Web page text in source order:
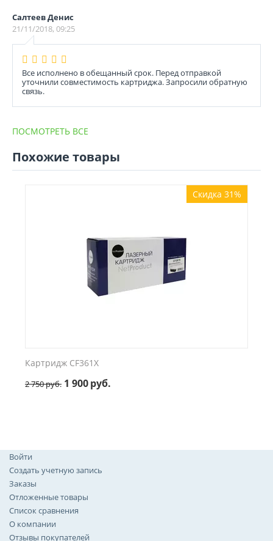
Салтеев Денис
21/11/2018, 09:25
Все исполнено в обещанный срок. Перед отправкой
уточнили совместимость картриджа. Запросили обратную
связь.
ПОСМОТРЕТЬ ВСЕ
Похожие товары
Скидка 31%
Картридж CF361X
2 750руб. 1 900руб.
Войти
Создать учетную запись
Заказы
Отложенные товары
Список сравнения
О компании
Отзывы покупателей